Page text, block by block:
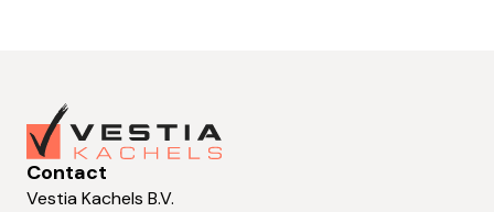
Contact
Vestia Kachels B.V.